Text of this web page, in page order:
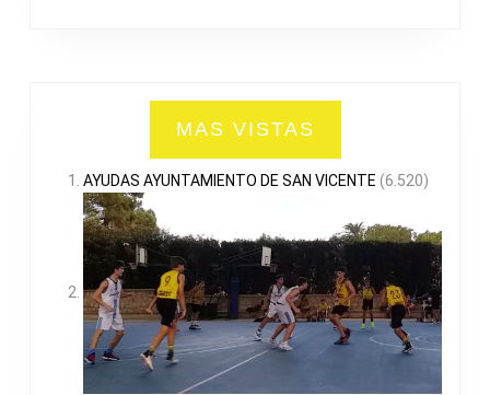
MAS VISTAS
AYUDAS AYUNTAMIENTO DE SAN VICENTE (6.520)